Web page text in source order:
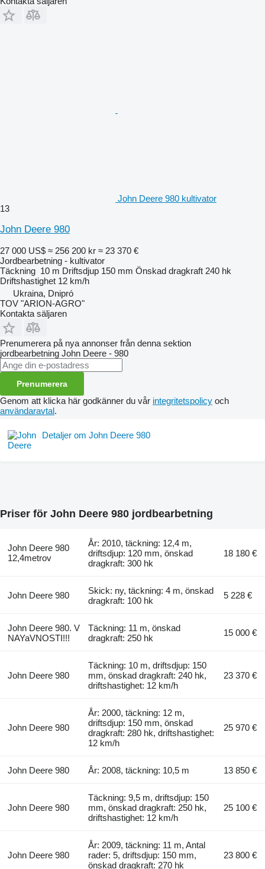
John Deere 980 kultivator
13
John Deere 980
27 000 US$ ≈ 256 200 kr ≈ 23 370 €
Jordbearbetning - kultivator
Täckning 10 m Driftsdjup 150 mm Önskad dragkraft 240 hk
Driftshastighet 12 km/h
Ukraina, Dnipró
TOV "ARION-AGRO"
Kontakta säljaren
Prenumerera på nya annonser från denna sektion
jordbearbetning John Deere - 980
Prenumerera
Genom att klicka här godkänner du vår integritetspolicy och
användaravtal.
Detaljer om John Deere 980
Priser för John Deere 980 jordbearbetning
John Deere 980
12,4metrov
År: 2010, täckning: 12,4 m,
driftsdjup: 120 mm, önskad
dragkraft: 300 hk
18 180 €
John Deere 980
Skick: ny, täckning: 4 m, önskad
dragkraft: 100 hk
5 228 €
John Deere 980. V
NAYaVNOSTI!!!
Täckning: 11 m, önskad
dragkraft: 250 hk
15 000 €
John Deere 980
Täckning: 10 m, driftsdjup: 150
mm, önskad dragkraft: 240 hk,
driftshastighet: 12 km/h
23 370 €
John Deere 980
År: 2000, täckning: 12 m,
driftsdjup: 150 mm, önskad
dragkraft: 280 hk, driftshastighet:
12 km/h
25 970 €
John Deere 980 År: 2008, täckning: 10,5 m 13 850 €
John Deere 980
Täckning: 9,5 m, driftsdjup: 150
mm, önskad dragkraft: 250 hk,
driftshastighet: 12 km/h
25 100 €
John Deere 980
År: 2009, täckning: 11 m, Antal
rader: 5, driftsdjup: 150 mm,
önskad dragkraft: 270 hk
23 800 €